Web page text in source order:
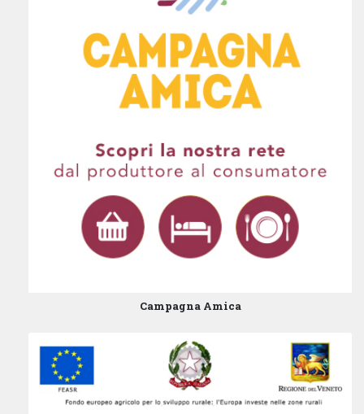
Campagna Amica